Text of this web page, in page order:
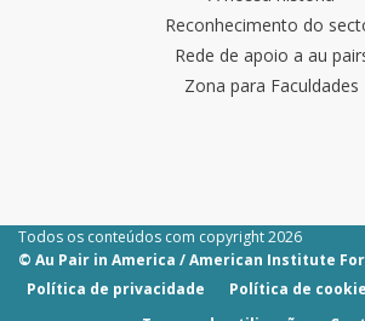
Reconhecimento do
Rede de apoio a au
Zona para Faculdades
Todos os conteúdos com copyright 2026
© Au Pair in America / American Institute
Política de privacidade
Política de